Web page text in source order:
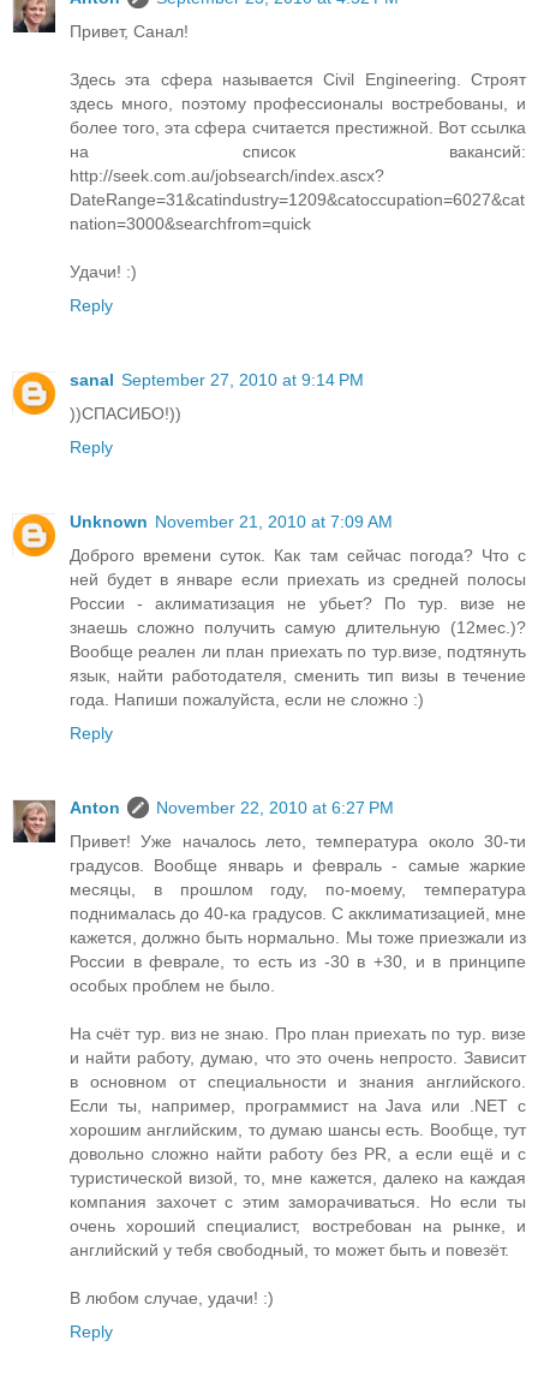
Привет, Санал!
Здесь эта сфера называется Civil Engineering. Строят
здесь много, поэтому профессионалы востребованы, и
более того, эта сфера считается престижной. Вот ссылка
на список вакансий:
http://seek.com.au/jobsearch/index.ascx?
DateRange=31&catindustry=1209&catoccupation=6027&cat
nation=3000&searchfrom=quick
Удачи! :)
Reply
sanal September 27, 2010 at 9:14 PM
))СПАСИБО!))
Reply
Unknown November 21, 2010 at 7:09 AM
Доброго времени суток. Как там сейчас погода? Что с
ней будет в январе если приехать из средней полосы
России - аклиматизация не убьет? По тур. визе не
знаешь сложно получить самую длительную (12мес.)?
Вообще реален ли план приехать по тур.визе, подтянуть
язык, найти работодателя, сменить тип визы в течение
года. Напиши пожалуйста, если не сложно :)
Reply
Anton
November 22, 2010 at 6:27 PM
Привет! Уже началось лето, температура около 30-ти
градусов. Вообще январь и февраль - самые жаркие
месяцы, в прошлом году, по-моему, температура
поднималась до 40-ка градусов. С акклиматизацией, мне
кажется, должно быть нормально. Мы тоже приезжали из
России в феврале, то есть из -30 в +30, и в принципе
особых проблем не было.
На счёт тур. виз не знаю. Про план приехать по тур. визе
и найти работу, думаю, что это очень непросто. Зависит
в основном от специальности и знания английского.
Если ты, например, программист на Java или .NET с
хорошим английским, то думаю шансы есть. Вообще, тут
довольно сложно найти работу без PR, а если ещё и с
туристической визой, то, мне кажется, далеко на каждая
компания захочет с этим заморачиваться. Но если ты
очень хороший специалист, востребован на рынке, и
английский у тебя свободный, то может быть и повезёт.
В любом случае, удачи! :)
Reply